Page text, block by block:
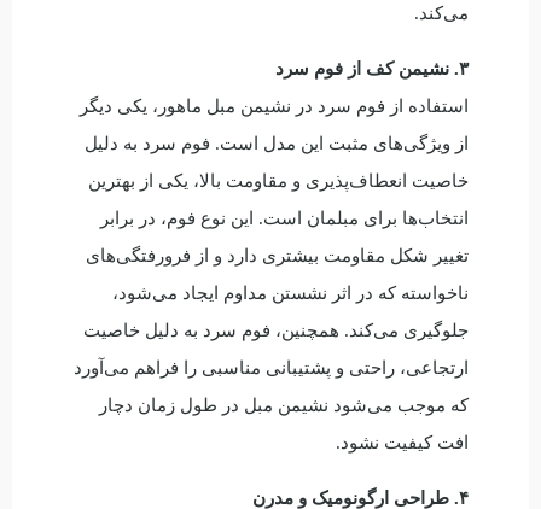
می‌کند.
۳. نشیمن کف از فوم سرد
استفاده از فوم سرد در نشیمن مبل ماهور، یکی دیگر
از ویژگی‌های مثبت این مدل است. فوم سرد به دلیل
خاصیت انعطاف‌پذیری و مقاومت بالا، یکی از بهترین
انتخاب‌ها برای مبلمان است. این نوع فوم، در برابر
تغییر شکل مقاومت بیشتری دارد و از فرورفتگی‌های
ناخواسته که در اثر نشستن مداوم ایجاد می‌شود،
جلوگیری می‌کند. همچنین، فوم سرد به دلیل خاصیت
ارتجاعی، راحتی و پشتیبانی مناسبی را فراهم می‌آورد
که موجب می‌شود نشیمن مبل در طول زمان دچار
افت کیفیت نشود.
۴. طراحی ارگونومیک و مدرن